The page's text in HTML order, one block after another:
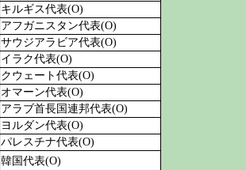
キルギス代表(O)
アフガニスタン代表(O)
サウジアラビア代表(O)
イラク代表(O)
クウェート代表(O)
オマーン代表(O)
アラブ首長国連邦代表(O)
ヨルダン代表(O)
パレスチナ代表(O)
韓国代表(O)